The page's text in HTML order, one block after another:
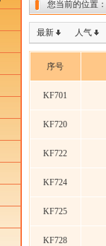
您当前的位置：
最新 人气
序号
KF701
KF720
KF722
KF724
KF725
KF728